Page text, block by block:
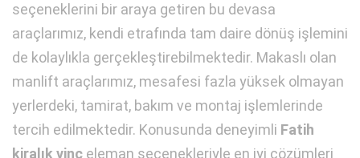
seçeneklerini bir araya getiren bu devasa
araçlarımız, kendi etrafında tam daire dönüş işlemini
de kolaylıkla gerçekleştirebilmektedir. Makaslı olan
manlift araçlarımız, mesafesi fazla yüksek olmayan
yerlerdeki, tamirat, bakım ve montaj işlemlerinde
tercih edilmektedir. Konusunda deneyimli Fatih
kiralık vinç eleman seçenekleriyle en iyi çözümleri